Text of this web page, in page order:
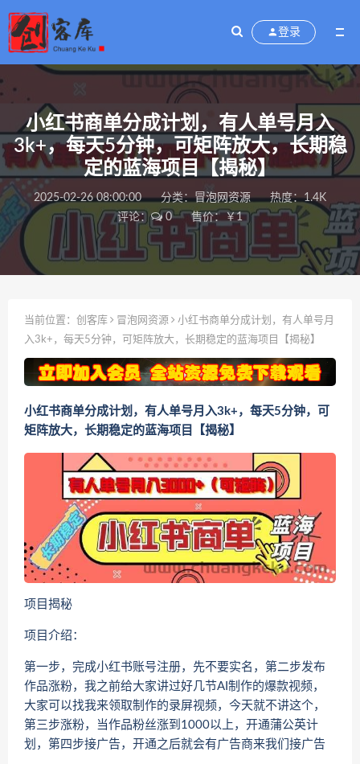
登录
小红书商单分成计划，有人单号月入
3k+，每天5分钟，可矩阵放大，长期稳
定的蓝海项目【揭秘】
2025-02-26 08:00:00 分类：冒泡网资源
热度：1.4K
评论：
0 售价：￥1
当前位置： 创客库 冒泡网资源
小红书商单分成计划，有人单号月
入3k+，每天5分钟，可矩阵放大，长期稳定的蓝海项目【揭秘】
小红书商单分成计划，有人单号月入3k+，每天5分钟，可
矩阵放大，长期稳定的蓝海项目【揭秘】
项目揭秘
项目介绍：
第一步，完成小红书账号注册，先不要实名，第二步发布
作品涨粉，我之前给大家讲过好几节AI制作的爆款视频，
大家可以找我来领取制作的录屏视频，今天就不讲这个，
第三步涨粉，当作品粉丝涨到1000以上，开通蒲公英计
划，第四步接广告，开通之后就会有广告商来我们接广告